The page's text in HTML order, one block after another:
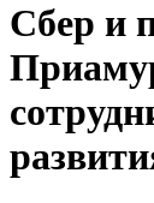
Сбер и